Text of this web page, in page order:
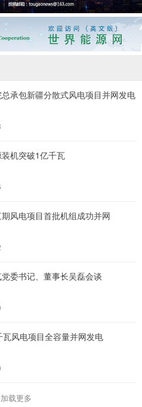
承包新疆分散式风电项目并网发电
机突破1亿千瓦
风电项目首批机组成功并网
委书记、董事长吴磊会谈
风电项目全容量并网发电
载更多